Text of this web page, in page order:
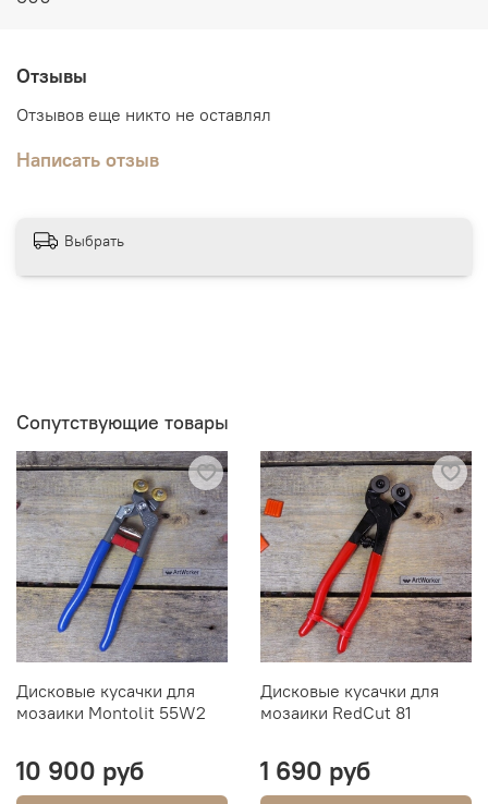
Отзывы
Отзывов еще никто не оставлял
Написать отзыв
Выбрать
Сопутствующие товары
Дисковые кусачки для
мозаики Montolit 55W2
10 900 руб
Дисковые кусачки для
мозаики RedCut 81
1 690 руб